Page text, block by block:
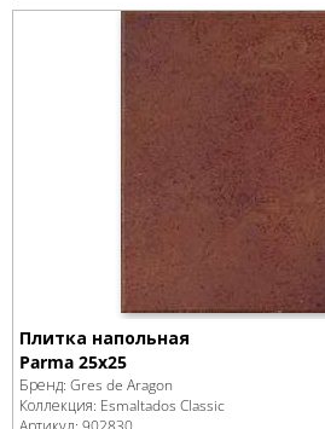
Плитка напольная
Parma 25х25
Бренд: Gres de Aragon
Коллекция: Esmaltados Classic